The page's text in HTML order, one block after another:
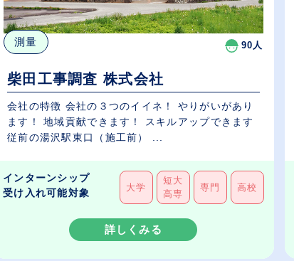
測量 90人
柴田工事調査 株式会社
会社の特徴 会社の３つのイイネ！ やりがいがあり
ます！ 地域貢献できます！ スキルアップできます
従前の湯沢駅東口（施工前） ...
インターンシップ
受け入れ可能対象
大学
短大
高専
専門 高校
詳しくみる